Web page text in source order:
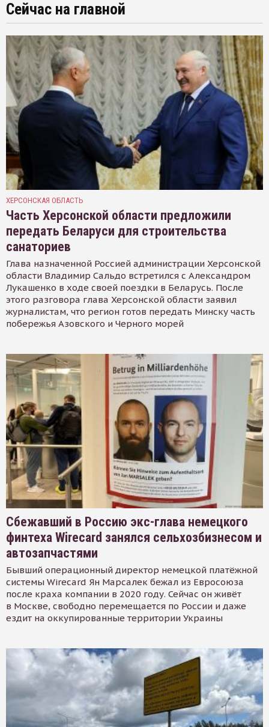
Сейчас на главной
ХЕРСОНСКАЯ ОБЛАСТЬ
Часть Херсонской области предложили
передать Беларуси для строительства
санаториев
Глава назначенной Россией администрации Херсонской
области Владимир Сальдо встретился с Александром
Лукашенко в ходе своей поездки в Беларусь. После
этого разговора глава Херсонской области заявил
журналистам, что регион готов передать Минску часть
побережья Азовского и Черного морей
Сбежавший в Россию экс-глава немецкого
финтеха Wirecard занялся сельхозбизнесом и
автозапчастями
Бывший операционный директор немецкой платёжной
системы Wirecard Ян Марсалек бежал из Евросоюза
после краха компании в 2020 году. Сейчас он живёт
в Москве, свободно перемещается по России и даже
ездит на оккупированные территории Украины